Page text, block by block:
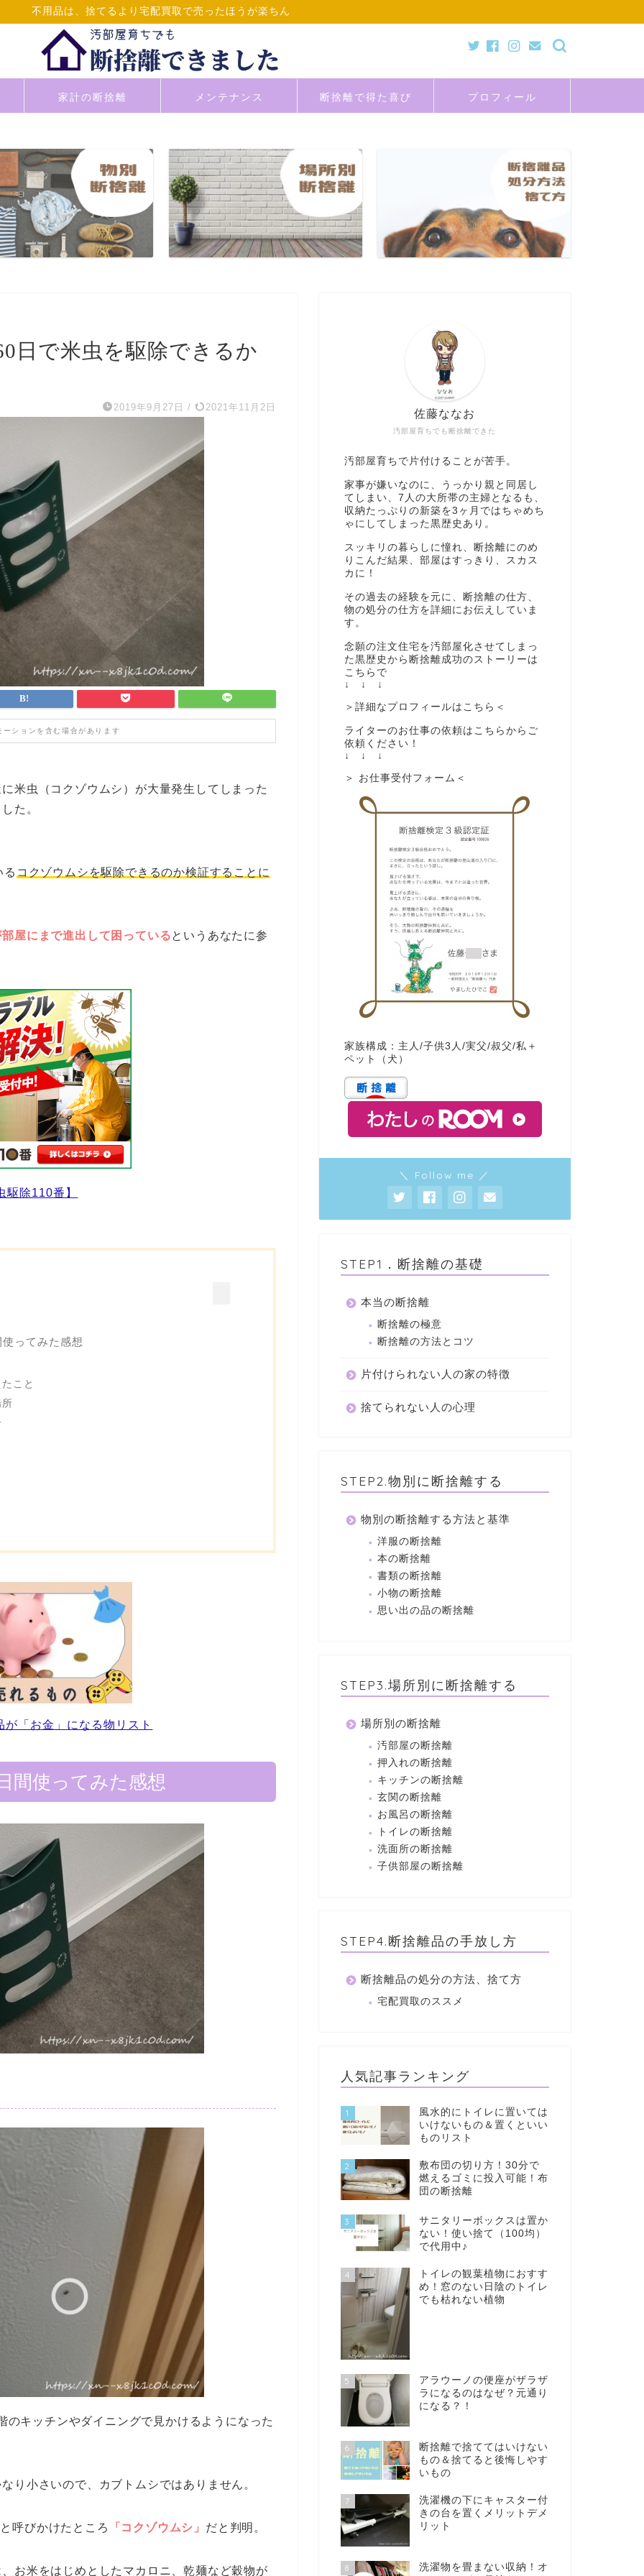
不用品は、捨てるより宅配買取で売ったほうが楽ちん
家計の断捨離 メンテナンス 断捨離で得た喜び プロフィール
日で米虫を駆除できるか
2019年9月27日 / 2021年11月2日
ーションを含む場合があります
米虫（コクゾウムシ）が大量発生してしまった
た。
る コクゾウムシを駆除できるのか検証することに
屋にまで進出して困っているというあなたに参
駆除110番】
ってみた感想
こと
「お金」になる物リスト
間使ってみた感想
キッチンやダイニングで見かけるようになった
り小さいので、カブトムシではありません。
呼びかけたところ 「コクゾウムシ」 だと判明。
お米をはじめとしたマカロニ、乾麺など穀物が
汚部屋育ちでも断捨離できた
佐藤ななお
汚部屋育ちで片付けることが苦手。
家事が嫌いなのに、うっかり親と同居し
てしまい、7人の大所帯の主婦となるも、
収納たっぷりの新築を3ヶ月ではちゃめち
ゃにしてしまった黒歴史あり。
スッキリの暮らしに憧れ、断捨離にのめ
りこんだ結果、部屋はすっきり、スカス
カに！
その過去の経験を元に、断捨離の仕方、
物の処分の仕方を詳細にお伝えしていま
す。
念願の注文住宅を汚部屋化させてしまっ
た黒歴史から断捨離成功のストーリーは
こちらで
↓ ↓ ↓
＞詳細なプロフィールはこちら＜
ライターのお仕事の依頼はこちらからご
依頼ください！
↓ ↓ ↓
＞ お仕事受付フォーム＜
家族構成：主人/子供3人/実父/叔父/私＋
ペット（犬）
＼ Follow me ／
STEP1．断捨離の基礎
本当の断捨離
断捨離の極意
断捨離の方法とコツ
片付けられない人の家の特徴
捨てられない人の心理
STEP2.物別に断捨離する
物別の断捨離する方法と基準
洋服の断捨離
本の断捨離
書類の断捨離
小物の断捨離
思い出の品の断捨離
STEP3.場所別に断捨離する
場所別の断捨離
汚部屋の断捨離
押入れの断捨離
キッチンの断捨離
玄関の断捨離
お風呂の断捨離
トイレの断捨離
洗面所の断捨離
子供部屋の断捨離
STEP4.断捨離品の手放し方
断捨離品の処分の方法、捨て方
宅配買取のススメ
人気記事ランキング
1
風水的にトイレに置いては
いけないもの＆置くといい
ものリスト
2
敷布団の切り方！30分で
燃えるゴミに投入可能！布
団の断捨離
3
サニタリーボックスは置か
ない！使い捨て（100均）
で代用中♪
4
トイレの観葉植物におすす
め！窓のない日陰のトイレ
でも枯れない植物
5
アラウーノの便座がザラザ
ラになるのはなぜ？元通り
になる？！
6
断捨離で捨ててはいけない
もの＆捨てると後悔しやす
いもの
7
洗濯機の下にキャスター付
きの台を置くメリットデメ
リット
8
洗濯物を畳まない収納！オ